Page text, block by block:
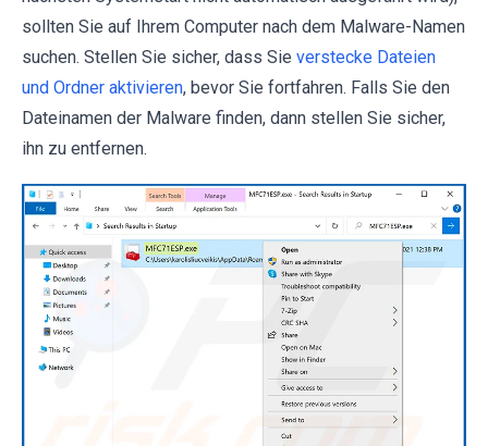
sollten Sie auf Ihrem Computer nach dem Malware-Namen
suchen. Stellen Sie sicher, dass Sie verstecke Dateien
und Ordner aktivieren, bevor Sie fortfahren. Falls Sie den
Dateinamen der Malware finden, dann stellen Sie sicher,
ihn zu entfernen.